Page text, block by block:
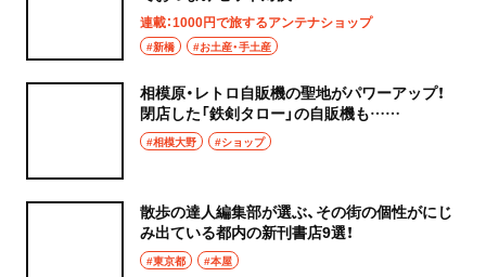
連載：1000円で旅するアンテナショップ
#新橋 #お土産・手土産
相模原・レトロ自販機の聖地がパワーアップ！
閉店した「鉄剣タロー」の自販機も……
#相模大野 #ショップ
散歩の達人編集部が選ぶ、その街の個性がにじ
み出ている都内の新刊書店9選！
#東京都 #本屋